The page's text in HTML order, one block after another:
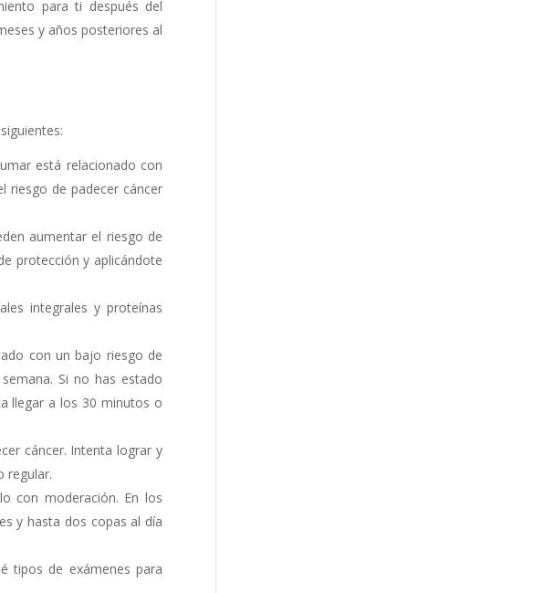
para ti después del
y años posteriores al
está relacionado con
riesgo de padecer cáncer
aumentar el riesgo de
protección y aplicándote
integrales y proteínas
con un bajo riesgo de
Si no has estado
llegar a los 30 minutos o
cáncer. Intenta lograr y
regular.
con moderación. En los
y hasta dos copas al día
tipos de exámenes para